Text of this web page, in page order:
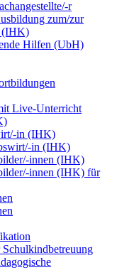
r
zum/zur
(IHK)
Hilfen (UbH)
Live-Unterricht
in (IHK)
in (IHK)
innen (IHK)
innen (IHK) für